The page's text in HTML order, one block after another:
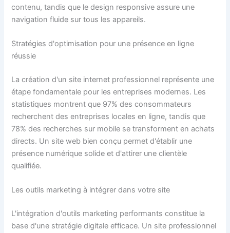
contenu, tandis que le design responsive assure une
navigation fluide sur tous les appareils.
Stratégies d'optimisation pour une présence en ligne
réussie
La création d'un site internet professionnel représente une
étape fondamentale pour les entreprises modernes. Les
statistiques montrent que 97% des consommateurs
recherchent des entreprises locales en ligne, tandis que
78% des recherches sur mobile se transforment en achats
directs. Un site web bien conçu permet d'établir une
présence numérique solide et d'attirer une clientèle
qualifiée.
Les outils marketing à intégrer dans votre site
L'intégration d'outils marketing performants constitue la
base d'une stratégie digitale efficace. Un site professionnel